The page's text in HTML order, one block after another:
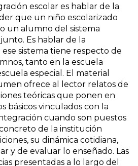
escolar es hablar de la
que un niño escolarizado
un alumno del sistema
Es hablar de la
sistema tiene respecto de
tanto en la escuela
especial. El material
ofrece al lector relatos de
teóricas que ponen en
básicos vinculados con la
cuando son puestos
de la institución
su dinámica cotidiana,
y de evaluar lo enseñado. Las
presentadas a lo largo del